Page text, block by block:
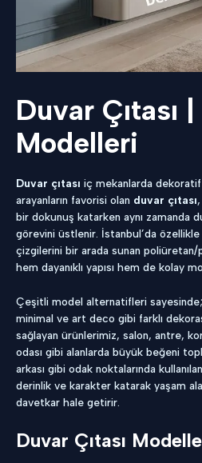
Duvar Çıtası |
Modelleri
Duvar çıtası iç mekanlarda
arayanların favorisi olan duvar çıtası
bir dokunuş katarken aynı zamanda
görevini üstlenir. İstanbul’da
çizgilerini bir arada sunan
hem dayanıklı yapısı hem de kolay
Çeşitli model alternatifleri
minimal ve art deco gibi farklı
sağlayan ürünlerimiz, salon, antre,
odası gibi alanlarda büyük beğeni
arkası gibi odak noktalarında
derinlik ve karakter katarak yaşam
davetkar hale getirir.
Duvar Çıtası